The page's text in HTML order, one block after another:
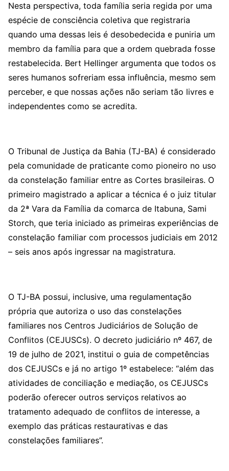
Nesta perspectiva, toda família seria regida por uma
espécie de consciência coletiva que registraria
quando uma dessas leis é desobedecida e puniria um
membro da família para que a ordem quebrada fosse
restabelecida. Bert Hellinger argumenta que todos os
seres humanos sofreriam essa influência, mesmo sem
perceber, e que nossas ações não seriam tão livres e
independentes como se acredita.
O Tribunal de Justiça da Bahia (TJ-BA) é considerado
pela comunidade de praticante como pioneiro no uso
da constelação familiar entre as Cortes brasileiras. O
primeiro magistrado a aplicar a técnica é o juiz titular
da 2ª Vara da Família da comarca de Itabuna, Sami
Storch, que teria iniciado as primeiras experiências de
constelação familiar com processos judiciais em 2012
– seis anos após ingressar na magistratura.
O TJ-BA possui, inclusive, uma regulamentação
própria que autoriza o uso das constelações
familiares nos Centros Judiciários de Solução de
Conflitos (CEJUSCs). O decreto judiciário nº 467, de
19 de julho de 2021, institui o guia de competências
dos CEJUSCs e já no artigo 1º estabelece: “além das
atividades de conciliação e mediação, os CEJUSCs
poderão oferecer outros serviços relativos ao
tratamento adequado de conflitos de interesse, a
exemplo das práticas restaurativas e das
constelações familiares”.